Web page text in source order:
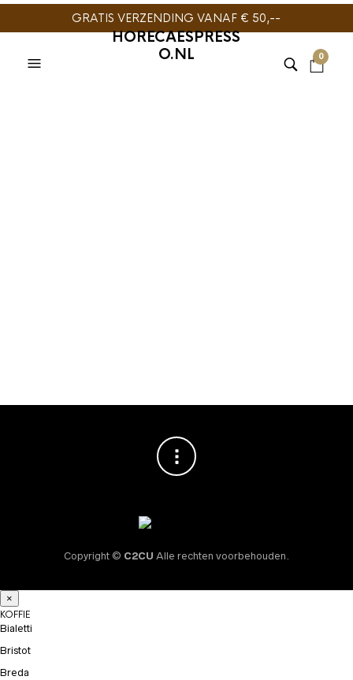
GRATIS VERZENDING VANAF € 50,--
HORECAESPRESS
O.NL
0
Copyright © C2CU Alle rechten voorbehouden.
×
KOFFIE
Bialetti
Bristot
Breda